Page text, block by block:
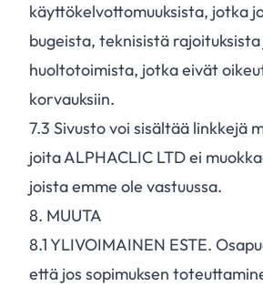
käyttökelvottomuuksista, jotka
bugeista, teknisistä
huoltotoimista, jotka eivät
korvauksiin.
7.3 Sivusto voi sisältää linkkejä
joita ALPHACLIC LTD ei
joista emme ole vastuussa.
8. MUUTA
8.1YLIVOIMAINEN ESTE.
että jos sopimuksen